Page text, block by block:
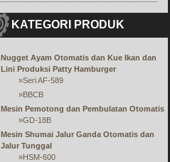
KATEGORI PRODUK
Nugget Ayam Otomatis dan Kue Ikan dan
Lini Produksi Patty Hamburger
»Seri AF-589
»BBCB
Mesin Pemotong dan Pembulatan Otomatis
»GD-18B
Mesin Shumai Jalur Ganda Otomatis dan
Jalur Tunggal
»HSM-600